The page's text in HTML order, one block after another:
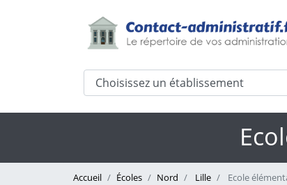
Accueil Écoles Nord Lille Ecole